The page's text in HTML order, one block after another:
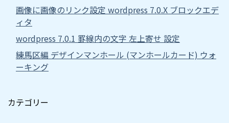
画像に画像のリンク設定 wordpress 7.0.X ブロックエデ
ィタ
wordpress 7.0.1 罫線内の文字 左上寄せ 設定
練馬区編 デザインマンホール (マンホールカード) ウォ
ーキング
カテゴリー